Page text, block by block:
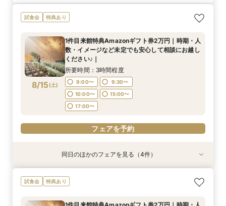
試食会 特典あり
8/15(土)
1件目来館特典Amazonギフト券2万円｜時期・人
数・イメージなど未定でも安心して相談にお越し
ください♪｜
所要時間：3時間程度
9:00〜
9:30〜
10:00〜
15:00〜
17:00〜
フェアを予約
特典あり
最短2か月で準備も可能【6名様×55万円～】高
崎駅徒歩3分の好アクセス×豪華おもてなし料理
特典あり
【ご家族でのご結婚式を検討の方へ】10名58万
円～｜お急ぎの方にもおすすめ！｜当日の過ごし
特典あり
【結婚式に向けた不安を解消！】最大160万円優
待×5万円相当豪華試｜自然光降り注ぐチャペル
特典あり
【お盆】オマール海老＆国産牛試食♪高崎駅近＆
花嫁ALL相談会
同日のほかのフェアを見る（4件）
試食会 特典あり